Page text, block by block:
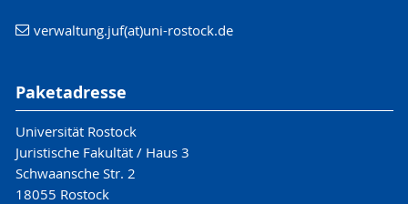
verwaltung.juf(at)uni-rostock.de
Paketadresse
Universität Rostock
Juristische Fakultät / Haus 3
Schwaansche Str. 2
18055 Rostock